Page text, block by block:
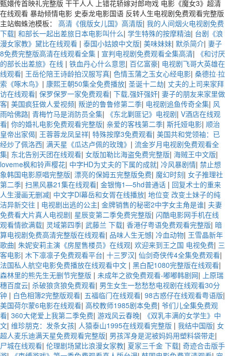
甄嬛传首映礼完整版 干干人人 上错花轿嫁对郎吻戏 电影《魔女3》超清
在线观看 暴劫倾情电影 史泰龙电影国语 反转人生电视剧免费观看完整版
主站蜘蛛池模板： 高清《俄版女儿国》高清版| 我的人间烟火电视剧免费
下载| 和部长一起出差旅日本电影叫什么| 学生特殊的按摩精油| 台剧《浪
漫女家教》黛比在线观看 | 泰国小姑娘中文版| 美味妹妹| 默杀简介| 妻子
8免费完整版高清在线观看全集 | 宣判电视剧免费观看全集高清| 《和讨厌
的部长出差旅》在线 | 铁血丹心什么意思| 百亿富豪| 电视剧飞哥大英雄在
线观看| 王岳伦陪王诗龄拍汉服写真| 色情玉蒲之玉女心经电影| 桑德拉·拉
索《啄木鸟》 | 康熙王朝50集全免费播放| 圣诞十二劫| 丈夫的上司来家拜
访在线观看| 保罗保罗一家免费观看| 下载,强奸强奸| 妻子的朋友来家里做
客| 美国疯狂做人爱视频| 叛逆的鲁鲁修第二季| 电视剧追鱼传奇全集| 风
雨哈佛路| 青梅竹马是消防员全集| 《东北剿匪记》电视剧| V酒店在线观
看| 你的婚礼电影免费观看完整版| 亲爱的客栈第二季| 斯托娅电影| 顺治
皇帝出家偈| 王蓉蓉龙凤呈祥| 特殊按摩3免费观看| 美国共和党领袖：已
经炒了佩洛西| 满天星《瓜达卢佩的玫瑰》 | 流金岁月电视剧免费观看全
集| 东北告别天团在线观看| 女版加勒比海盗免费完整版| 海贼王中文版|
loveme枫和铃声樱花| 中字HD为丈夫的下属的成就| 冷风暴剧情| 禁止想
象韩国电影原唱完整版| 漂亮的保姆五完整版免费| 魔幻时刻| 女子推理社
第二季| 扫黑风暴21集在线观看| 金银悔1—5hd普通话 | 回复术士的重来
人生漫画无删减| 中文字Dl幕岳和女胥在线播放| 地位变 改变土妹子的纯
洁异新交往 | 电视剧出逃的公主| 金牌销售的秘密2中字女主角是谁| 夫妻
免费看大片真人电视剧| 星辰变第二季免费完整版| 闪酷电影网手机在线
观看情欲满载| 灵域第四季| 武藤兰 下载| 香港仔粤语免费观看完整版| 暗
算电视剧免费高清完整版在线观看| 品味人生无憾| 冷血动物| 王雪晶新年
歌曲| 朱妮安莉主演《房屋售楼员》在线观| 欢迎来到王之国 电视免费| 三
客电影| 木下凛凛子免费观看平台| 十三罗汉| 仙剑奇侠传4全集免费观看|
法国私人航空电影免费播放在线观看中文 | 黑白配1080完整版在线观看|
森林里的熊先生无删节完整版 | 未成年之欲免费观看-嘟嘟韩剧网| 上原瑞
穗百度云| 杀破狼贪狼免费观看| 男生女生一愁愁愁电视剧在线观看30分
钟 | 白色相簿2完整版观看| 五福临门在线观看| 98古惑仔在线观看粤语版|
美国荷尔蒙6电影在线观看| 高校教师1985剧本免费| 爷们儿全集免费观
看| 360大佬爱上我第二季免费| 游戏风云春晚| 《双乳丰满的女学生》中
文| 维珍朋克：发条女孩| 人猿泰山1995在线观看完整版 | 我结中国版| 女
超人麦乐迪满天星免费观看完整版| 男孩浑身是泥被妈妈用塑料袋带走|
尸城在线观看| 伦理剧场黛比浪漫女家教| 夏家三千金 下载| 奇迹合击版手